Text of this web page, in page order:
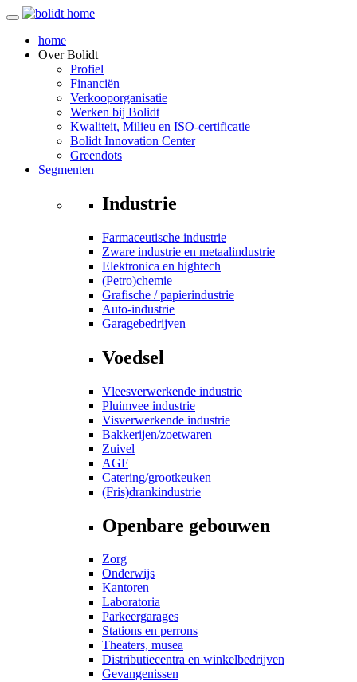
home
OverBolidt
Profiel
Financiën
Verkooporganisatie
Werken bij Bolidt
Kwaliteit, Milieu en ISO-certificatie
Bolidt Innovation Center
Greendots
Segmenten
Industrie
Farmaceutische industrie
Zware industrie en metaalindustrie
Elektronica en hightech
(Petro)chemie
Grafische / papierindustrie
Auto-industrie
Garagebedrijven
Voedsel
Vleesverwerkende industrie
Pluimvee industrie
Visverwerkende industrie
Bakkerijen/zoetwaren
Zuivel
AGF
Catering/grootkeuken
(Fris)drankindustrie
Openbare gebouwen
Zorg
Onderwijs
Kantoren
Laboratoria
Parkeergarages
Stations en perrons
Theaters, musea
Distributiecentra en winkelbedrijven
Gevangenissen